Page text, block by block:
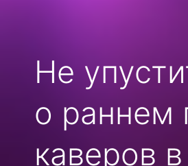
Не
о раннем
каверов